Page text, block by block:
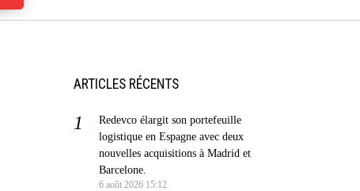
ARTICLES RÉCENTS
Redevco élargit son portefeuille
logistique en Espagne avec deux
nouvelles acquisitions à Madrid et
Barcelone.
6 août 2026 15:12